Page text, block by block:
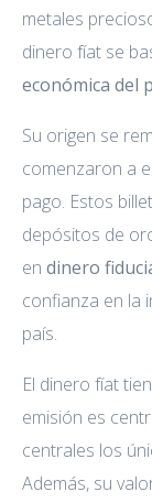
metales
dinero fíat se
económica del
Su origen se
comenzaron a
pago. Estos
depósitos de
en dinero
confianza en la
país.
El dinero fíat
emisión es
centrales los
Además, su